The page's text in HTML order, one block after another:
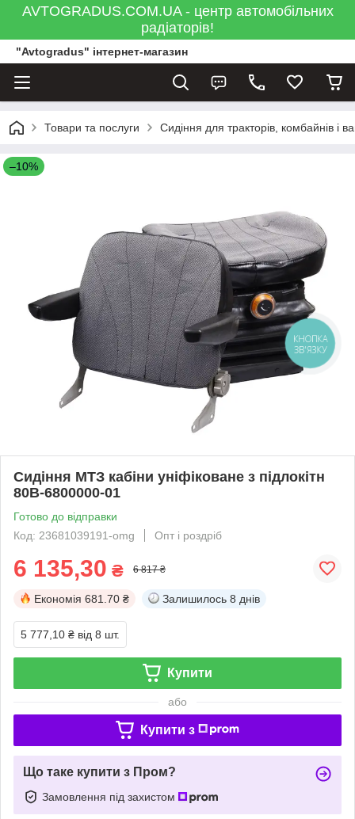
AVTOGRADUS.COM.UA - центр автомобільних
радіаторів!
"Avtogradus" інтернет-магазин
Товари та послуги Сидіння для тракторів, комбайнів і
–10%
Сидіння МТЗ кабіни уніфіковане з підлокітн
80В-6800000-01
Готово до відправки
Код: 23681039191-omg
Опт і роздріб
6 135,30 ₴ 6 817 ₴
Економія 681.70 ₴ Залишилось 8 днів
5 777,10 ₴ від 8 шт.
Купити
або
Купити з
Що таке купити з Пром?
Замовлення під захистом
КНОПКА
ЗВ'ЯЗКУ